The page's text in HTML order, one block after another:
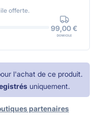
offerte.
99,00 €
DOMICILE
l'achat de ce produit.
uniquement.
partenaires